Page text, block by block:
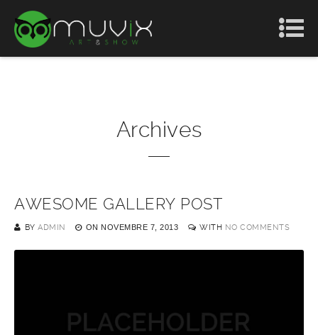
Archives
AWESOME GALLERY POST
BY ADMIN ON NOVEMBRE 7, 2013 WITH NO COMMENTS